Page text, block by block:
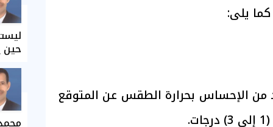
يلى:
من الإحساس بحرارة الطقس عن المتوقع
حين